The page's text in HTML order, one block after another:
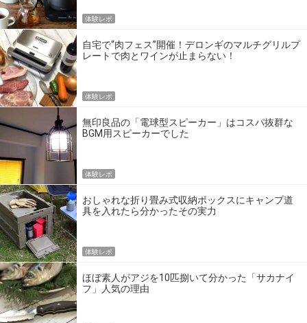
体験レポ
自宅で“肉フェス”開催！デロンギのマルチグリルプ
レートで肉とワインが止まらない！
体験レポ
無印良品の「電球型スピーカー」はコスパ抜群な
BGM用スピーカーでした
体験レポ
おしゃれな折り畳み式収納ボックスにキャンプ道
具を入れたら分かったその実力
体験レポ
ほぼ素人がアジを10匹捌いて分かった「サカナイ
フ」人気の理由